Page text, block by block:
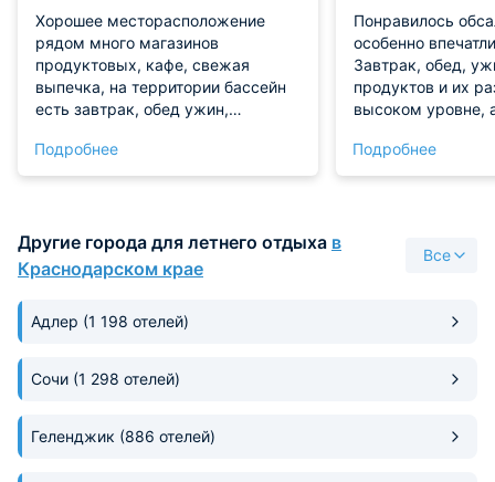
Хорошее месторасположение
рядом много магазинов
продуктовых, кафе, свежая
выпечка, на территории бассейн
есть завтрак, обед ужин,
пляж большой народу очень
много
Подробнее
Понравилось
особенно
Завтрак, обед,
продуктов и их
высоком уровне,
отдыхает в
слюни.
Отзывчивость
мгновенно, с
во дворце.
Подробнее
Другие города для летнего отдыха в
Краснодарском крае
Все
Адлер (1 198 отелей)
Сочи (1 298 отелей)
Геленджик (886 отелей)